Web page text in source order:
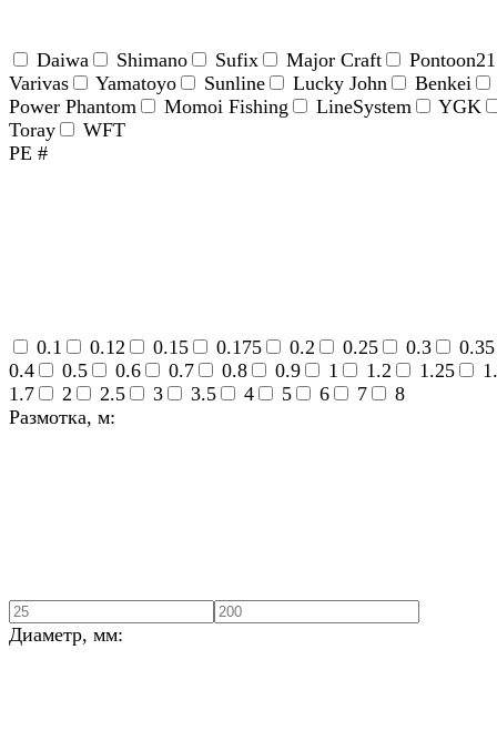
Daiwa Shimano Sufix Major Craft
Pontoon21
Varivas
Yamatoyo Sunline Lucky John
Benkei
Power Phantom
Momoi Fishing LineSystem
YGK
Toray
WFT
PE #
0.1 0.12 0.15 0.175 0.2 0.25 0.3
0.35
0.4
0.5 0.6 0.7 0.8 0.9 1 1.2 1.25
1.7
2 2.5 3 3.5 4 5 6 7
8
Размотка, м:
Диаметр, мм: